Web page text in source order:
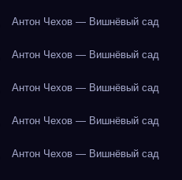
Антон Чехов — Вишнёвый сад
Антон Чехов — Вишнёвый сад
Антон Чехов — Вишнёвый сад
Антон Чехов — Вишнёвый сад
Антон Чехов — Вишнёвый сад